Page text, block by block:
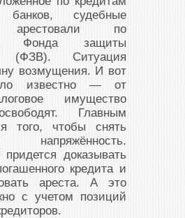
банков, судебные
арестовали по
Фонда защиты
(ФЗВ). Ситуация
возмущения. И вот
известно — от
имущество
Главным
того, чтобы снять
напряжённость.
доказывать
кредита и
ареста. А это
с учетом позиций